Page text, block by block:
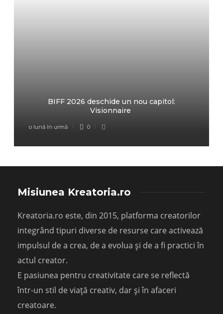
BIFF 2026 deschide un nou capitol:
Visionnaire
o lună în urmă 0
Misiunea Kreatoria.ro
Kreatoria.ro este, din 2015, platforma creatorilor
integrând tipuri diverse de resurse care activează
impulsul de a crea, de a evolua și de a fi practici în
actul creator.
E pasiunea pentru creativitate care se reflectă
într-un stil de viață creativ, dar și în afaceri
creatoare.